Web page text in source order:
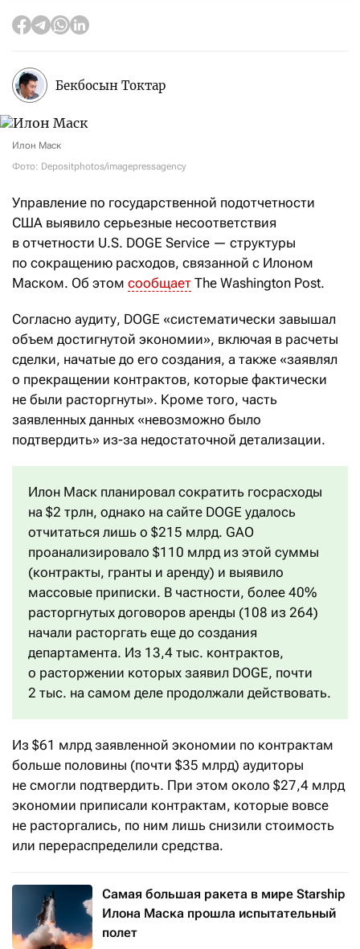
Бекбосын Токтар
Илон Маск
Фото: Depositphotos/imagepressagency
Управление по государственной подотчетности
США выявило серьезные несоответствия
в отчетности U.S. DOGE Service — структуры
по сокращению расходов, связанной с Илоном
Маском. Об этом сообщает The Washington Post.
Согласно аудиту, DOGE «систематически завышал
объем достигнутой экономии», включая в расчеты
сделки, начатые до его создания, а также «заявлял
о прекращении контрактов, которые фактически
не были расторгнуты». Кроме того, часть
заявленных данных «невозможно было
подтвердить» из-за недостаточной детализации.
Илон Маск планировал сократить госрасходы
на $2 трлн, однако на сайте DOGE удалось
отчитаться лишь о $215 млрд. GAO
проанализировало $110 млрд из этой суммы
(контракты, гранты и аренду) и выявило
массовые приписки. В частности, более 40%
расторгнутых договоров аренды (108 из 264)
начали расторгать еще до создания
департамента. Из 13,4 тыс. контрактов,
о расторжении которых заявил DOGE, почти
2 тыс. на самом деле продолжали действовать.
Из $61 млрд заявленной экономии по контрактам
больше половины (почти $35 млрд) аудиторы
не смогли подтвердить. При этом около $27,4 млрд
экономии приписали контрактам, которые вовсе
не расторгались, по ним лишь снизили стоимость
или перераспределили средства.
Самая большая ракета в мире Starship
Илона Маска прошла испытательный
полет